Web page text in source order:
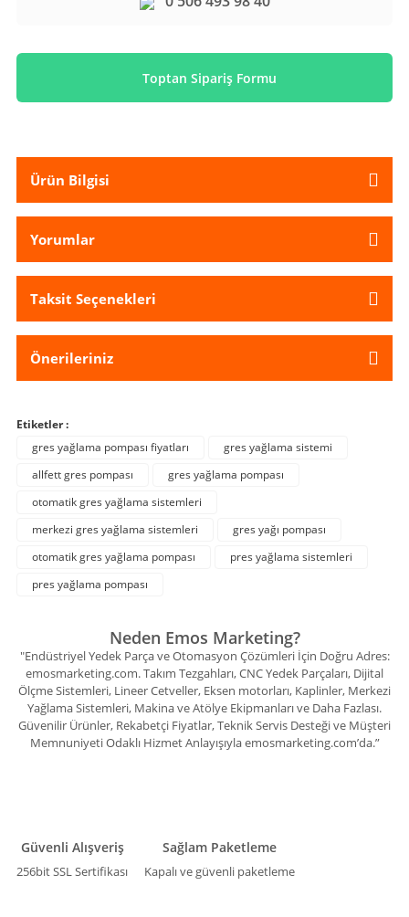
Toptan Sipariş Formu
Ürün Bilgisi
Yorumlar
Taksit Seçenekleri
Önerileriniz
Etiketler :
gres yağlama pompası fiyatları
gres yağlama sistemi
allfett gres pompası
gres yağlama pompası
otomatik gres yağlama sistemleri
merkezi gres yağlama sistemleri
gres yağı pompası
otomatik gres yağlama pompası
pres yağlama sistemleri
pres yağlama pompası
Neden Emos Marketing?
"Endüstriyel Yedek Parça ve Otomasyon Çözümleri İçin Doğru Adres:
emosmarketing.com. Takım Tezgahları, CNC Yedek Parçaları, Dijital
Ölçme Sistemleri, Lineer Cetveller, Eksen motorları, Kaplinler, Merkezi
Yağlama Sistemleri, Makina ve Atölye Ekipmanları ve Daha Fazlası.
Güvenilir Ürünler, Rekabetçi Fiyatlar, Teknik Servis Desteği ve Müşteri
Memnuniyeti Odaklı Hizmet Anlayışıyla emosmarketing.com’da.”
Güvenli Alışveriş
256bit SSL Sertifikası
Sağlam Paketleme
Kapalı ve güvenli paketleme